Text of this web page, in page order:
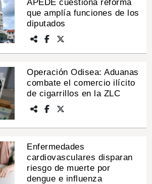
APEDE cuestiona reforma
que amplía funciones de los
diputados
Operación Odisea: Aduanas
combate el comercio ilícito
de cigarrillos en la ZLC
Enfermedades
cardiovasculares disparan
riesgo de muerte por
dengue e influenza